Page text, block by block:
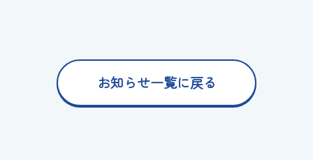
お知らせ一覧に戻る